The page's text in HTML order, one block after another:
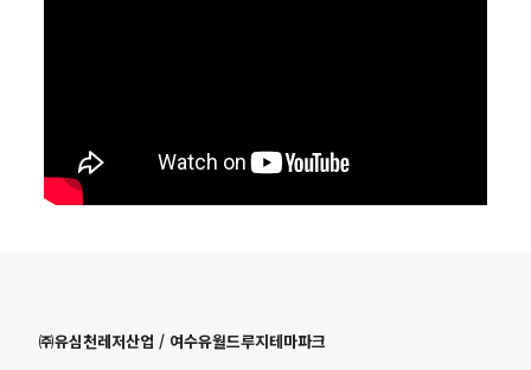
㈜유심천레저산업 / 여수유월드루지테마파크